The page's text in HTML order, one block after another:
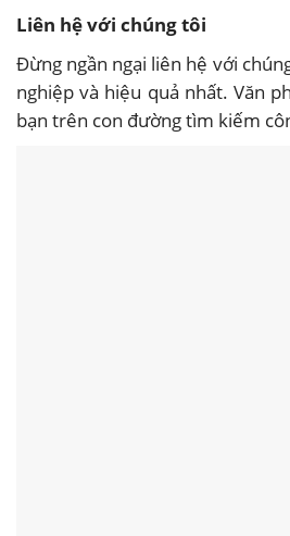
Liên hệ với chúng tôi
Đừng ngần ngại liên hệ với
nghiệp và hiệu quả nhất. Văn
bạn trên con đường tìm kiếm